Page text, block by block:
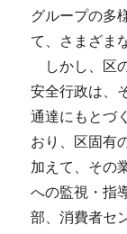
グループの多
て、さまざま
しかし、区
安全行政は、
通達にもとづ
おり、区固有
加えて、その
への監視・指
部、消費者セ